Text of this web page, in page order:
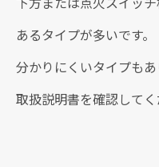
あるタイプが多いです。
分かりにくいタイプも
取扱説明書を確認してく
クリックでチラシ
クリックでチラシ